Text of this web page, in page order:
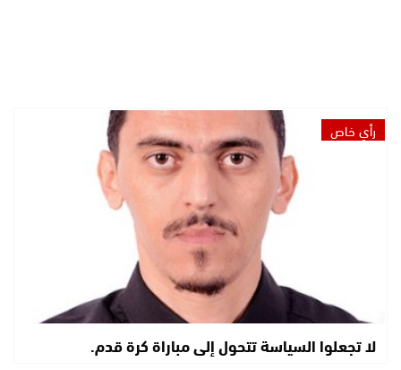
رأي خاص
لا تجعلوا السياسة تتحول إلى مباراة كرة قدم.